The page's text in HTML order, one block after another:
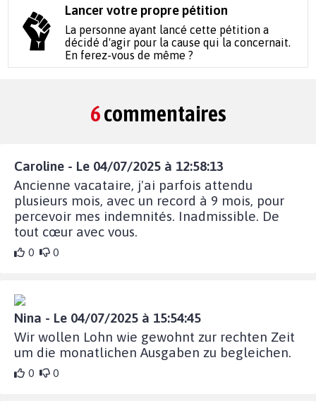
Lancer votre propre pétition
La personne ayant lancé cette pétition a
décidé d'agir pour la cause qui la concernait.
En ferez-vous de même ?
6commentaires
Caroline - Le 04/07/2025 à 12:58:13
Ancienne vacataire, j'ai parfois attendu
plusieurs mois, avec un record à 9 mois, pour
percevoir mes indemnités. Inadmissible. De
tout cœur avec vous.
0 0
Nina - Le 04/07/2025 à 15:54:45
Wir wollen Lohn wie gewohnt zur rechten Zeit
um die monatlichen Ausgaben zu begleichen.
0 0